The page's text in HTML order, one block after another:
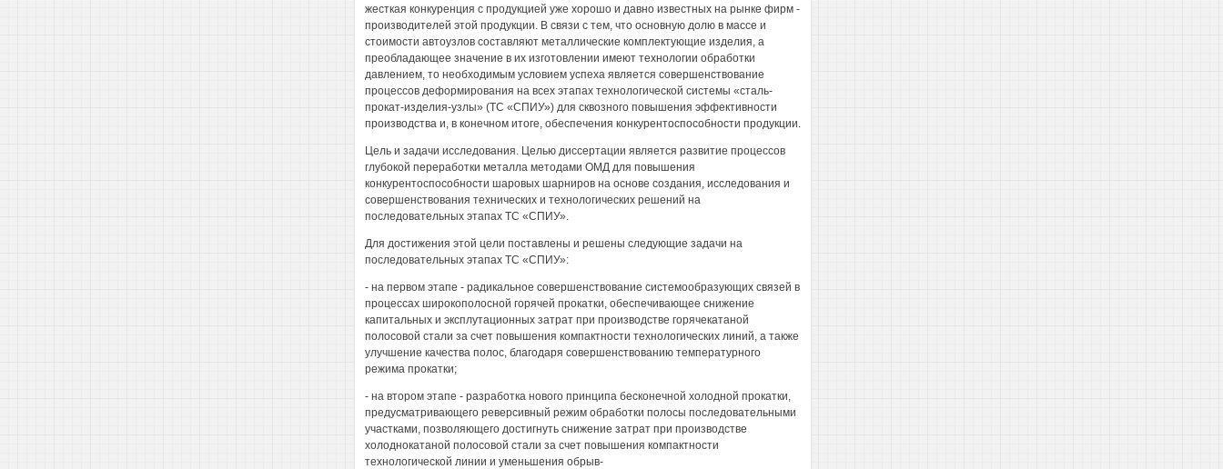
жесткая конкуренция с продукцией уже хорошо и давно известных на рынке фирм -
производителей этой продукции. В связи с тем, что основную долю в массе и
стоимости автоузлов составляют металлические комплектующие изделия, а
преобладающее значение в их изготовлении имеют технологии обработки
давлением, то необходимым условием успеха является совершенствование
процессов деформирования на всех этапах технологической системы «сталь-
прокат-изделия-узлы» (ТС «СПИУ») для сквозного повышения эффективности
производства и, в конечном итоге, обеспечения конкурентоспособности продукции.
Цель и задачи исследования. Целью диссертации является развитие процессов
глубокой переработки металла методами ОМД для повышения
конкурентоспособности шаровых шарниров на основе создания, исследования и
совершенствования технических и технологических решений на
последовательных этапах ТС «СПИУ».
Для достижения этой цели поставлены и решены следующие задачи на
последовательных этапах ТС «СПИУ»:
- на первом этапе - радикальное совершенствование системообразующих связей в
процессах широкополосной горячей прокатки, обеспечивающее снижение
капитальных и эксплутационных затрат при производстве горячекатаной
полосовой стали за счет повышения компактности технологических линий, а также
улучшение качества полос, благодаря совершенствованию температурного
режима прокатки;
- на втором этапе - разработка нового принципа бесконечной холодной прокатки,
предусматривающего реверсивный режим обработки полосы последовательными
участками, позволяющего достигнуть снижение затрат при производстве
холоднокатаной полосовой стали за счет повышения компактности
технологической линии и уменьшения обрыв-